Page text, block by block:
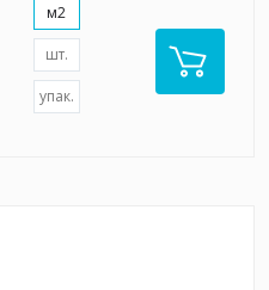
м2
шт.
упак.